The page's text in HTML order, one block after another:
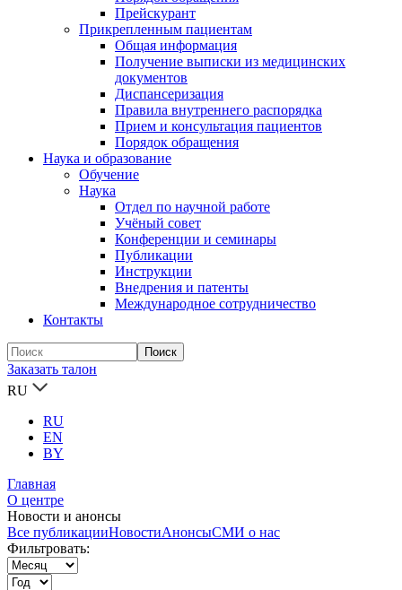
Прейскурант
Прикрепленным пациентам
Общая информация
Получение выписки из медицинских
документов
Диспансеризация
Правила внутреннего распорядка
Прием и консультация пациентов
Порядок обращения
Наука и образование
Обучение
Наука
Отдел по научной работе
Учёный совет
Конференции и семинары
Публикации
Инструкции
Внедрения и патенты
Международное сотрудничество
Контакты
Заказать талон
RU
RU
EN
BY
Главная
О центре
Новости и анонсы
Все публикацииНовостиАнонсыСМИ о нас
Фильтровать: